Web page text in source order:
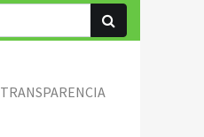
TRANSPARENCIA